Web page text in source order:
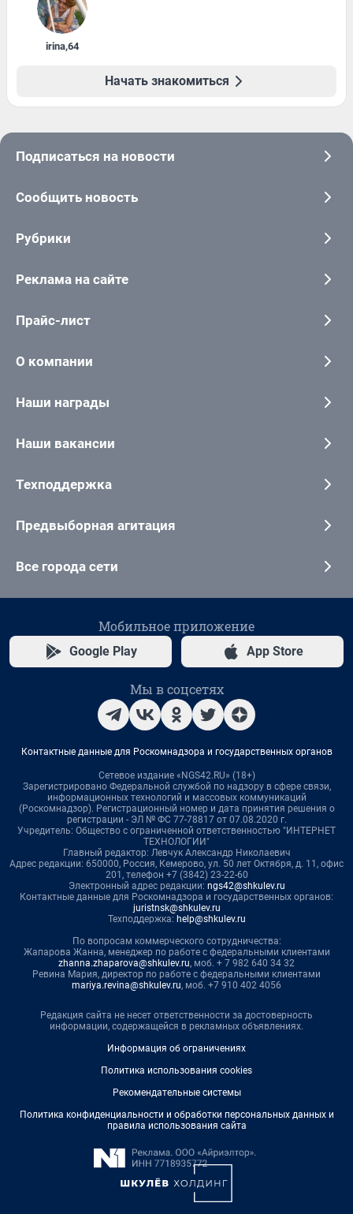
irina,64
Начать знакомиться
Подписаться на новости
Сообщить новость
Рубрики
Реклама на сайте
Прайс-лист
О компании
Наши награды
Наши вакансии
Техподдержка
Предвыборная агитация
Все города сети
Мобильное приложение
Google Play App Store
Мы в соцсетях
Контактные данные для Роскомнадзора и государственных органов
Сетевое издание «NGS42.RU» (18+)
Зарегистрировано Федеральной службой по надзору в сфере связи,
информационных технологий и массовых коммуникаций
(Роскомнадзор). Регистрационный номер и дата принятия решения о
регистрации - ЭЛ № ФС 77-78817 от 07.08.2020 г.
Учредитель: Общество с ограниченной ответственностью "ИНТЕРНЕТ
ТЕХНОЛОГИИ"
Главный редактор: Левчук Александр Николаевич
Адрес редакции: 650000, Россия, Кемерово, ул. 50 лет Октября, д. 11, офис
201, телефон +7 (3842) 23-22-60
Электронный адрес редакции: ngs42@shkulev.ru
Контактные данные для Роскомнадзора и государственных органов:
juristnsk@shkulev.ru
Техподдержка: help@shkulev.ru
По вопросам коммерческого сотрудничества:
Жапарова Жанна, менеджер по работе с федеральными клиентами
zhanna.zhaparova@shkulev.ru, моб. + 7 982 640 34 32
Ревина Мария, директор по работе с федеральными клиентами
mariya.revina@shkulev.ru, моб. +7 910 402 4056
Редакция сайта не несет ответственности за достоверность
информации, содержащейся в рекламных объявлениях.
Информация об ограничениях
Политика использования cookies
Рекомендательные системы
Политика конфиденциальности и обработки персональных данных и
правила использования сайта